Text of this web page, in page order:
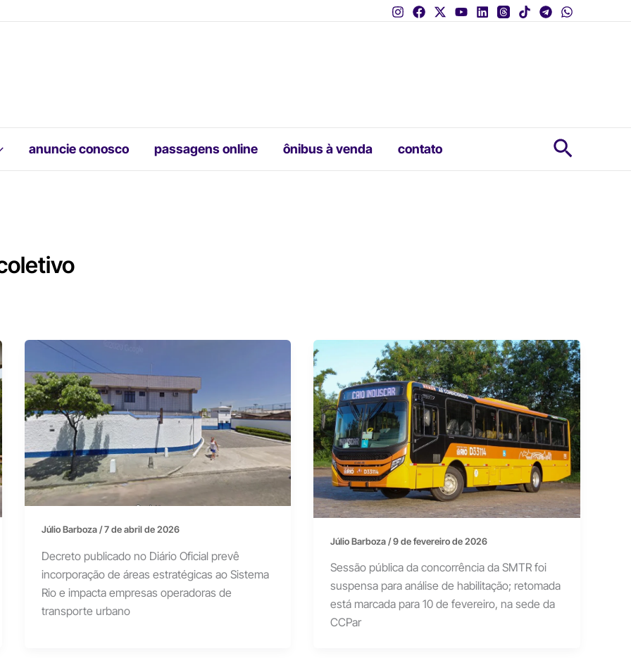
anuncie conosco passagens online ônibus à venda contato
Júlio Barboza/7 de abril de 2026
Decreto publicado no Diário Oficial prevê
incorporação de áreas estratégicas ao Sistema
Rio e impacta empresas operadoras de
transporte urbano
Júlio Barboza/9 de fevereiro de 2026
Sessão pública da concorrência da SMTR foi
suspensa para análise de habilitação; retomada
está marcada para 10 de fevereiro, na sede da
CCPar